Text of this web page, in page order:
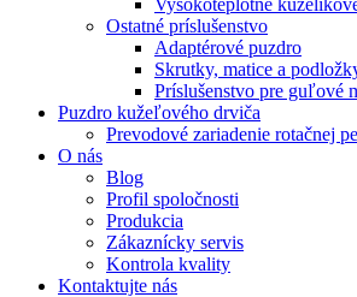
Vysokoteplotné
Ostatné príslušenstvo
Adaptérové puzdro
Skrutky, matice a
Príslušenstvo pre guľové
Puzdro kužeľového drviča
Prevodové zariadenie rotačnej
O nás
Blog
Profil spoločnosti
Produkcia
Zákaznícky servis
Kontrola kvality
Kontaktujte nás